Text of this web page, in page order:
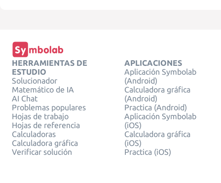
HERRAMIENTAS DE
ESTUDIO
Solucionador
Matemático de IA
AI Chat
Problemas populares
Hojas de trabajo
Hojas de referencia
Calculadoras
Calculadora gráfica
Verificar solución
APLICACIONES
Aplicación Symbolab
(Android)
Calculadora gráfica
(Android)
Practica (Android)
Aplicación Symbolab
(iOS)
Calculadora gráfica
(iOS)
Practica (iOS)